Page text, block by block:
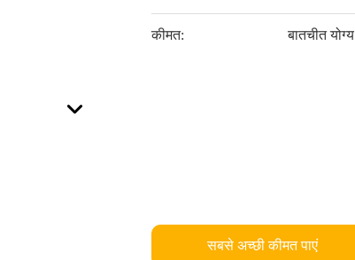
कीमत: बातचीत योग्य
सबसे अच्छी कीमत पाएं